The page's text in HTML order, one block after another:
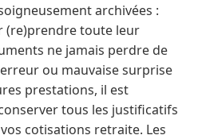
archivées :
(re)prendre toute leur
ne jamais perdre de
ou mauvaise surprise
prestations, il est
tous les justificatifs
cotisations retraite. Les